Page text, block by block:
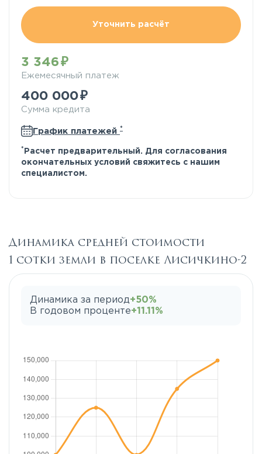
Уточнить расчёт
3 346
Ежемесячный платеж
400 000
Сумма кредита
График платежей *
* Расчет предварительный. Для согласования
окончательных условий свяжитесь с нашим
специалистом.
Динамика средней стоимости
1 сотки земли в поселке Лисичкино-2
Динамика за период+50%
В годовом проценте+11.11%